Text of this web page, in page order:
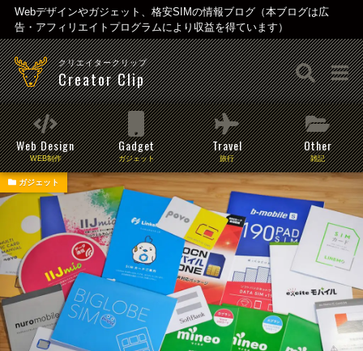
Webデザインやガジェット、格安SIMの情報ブログ（本ブログは広
告・アフィリエイトプログラムにより収益を得ています）
クリエイタークリップ
Creator Clip
Web Design
WEB制作
Gadget
ガジェット
Travel
旅行
Other
雑記
ガジェット